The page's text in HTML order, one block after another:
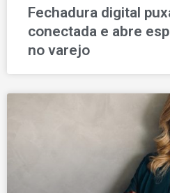
Fechadura digital
conectada e abre
no varejo